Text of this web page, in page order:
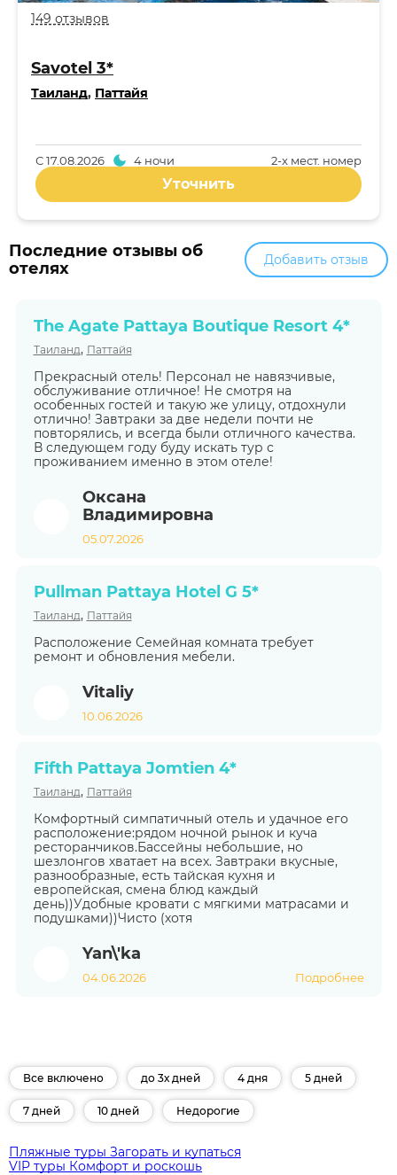
149 отзывов
Savotel 3*
Таиланд, Паттайя
2-x мест. номер
С17.08.2026 4 ночи
Уточнить
Последние отзывы об
отелях
Добавить отзыв
The Agate Pattaya Boutique Resort 4*
Таиланд, Паттайя
Прекрасный отель! Персонал не навязчивые,
обслуживание отличное! Не смотря на
особенных гостей и такую же улицу, отдохнули
отлично! Завтраки за две недели почти не
повторялись, и всегда были отличного качества.
В следующем году буду искать тур с
проживанием именно в этом отеле!
Оксана
Владимировна
05.07.2026
Pullman Pattaya Hotel G 5*
Таиланд, Паттайя
Расположение Семейная комната требует
ремонт и обновления мебели.
Vitaliy
10.06.2026
Fifth Pattaya Jomtien 4*
Таиланд, Паттайя
Комфортный симпатичный отель и удачное его
расположение:рядом ночной рынок и куча
ресторанчиков.Бассейны небольшие, но
шезлонгов хватает на всех. Завтраки вкусные,
разнообразные, есть тайская кухня и
европейская, смена блюд каждый
день))Удобные кровати с мягкими матрасами и
подушками))Чисто (хотя
Yan\'ka
04.06.2026 Подробнее
Все включено до 3х дней 4 дня 5 дней
7 дней 10 дней Недорогие
Пляжные туры Загорать и купаться
VIP туры Комфорт и роскошь